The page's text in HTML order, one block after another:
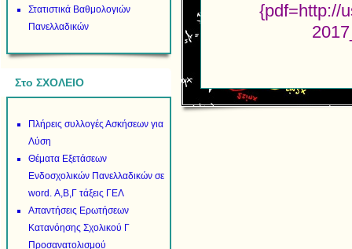
Στατιστικά Βαθμολογιών
Πανελλαδικών
Στο ΣΧΟΛΕΙΟ
Πλήρεις συλλογές Ασκήσεων για
Λύση
Θέματα Εξετάσεων
Ενδοσχολικών Πανελλαδικών σε
word. Α,Β,Γ τάξεις ΓΕΛ
Απαντήσεις Ερωτήσεων
Κατανόησης Σχολικού Γ
Προσανατολισμού
{pdf=http://